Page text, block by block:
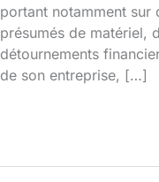
portant notamment sur
présumés de matériel,
détournements
de son entreprise, […]